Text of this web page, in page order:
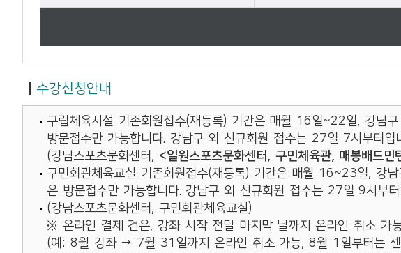
강남구가족센터
강남세움복지관
강남구수어통역센터
강남발달장애인평생교육센터
청소년심리지원센터사이쉼
강남구웰에이징센터
강남힐링센터
시설안내
고객센터
회원정보
네이버 블로그 공유
카카오스토리 공유
수강신청안내
구립체육시설 기존회원접수(재등록) 기간은 매월 16일~22일, 강남
방문접수만 가능합니다. 강남구 외 신규회원 접수는 27일 7시부터입
(강남스포츠문화센터, <일원스포츠문화센터, 구민체육관, 매봉배드
구민회관체육교실 기존회원접수(재등록) 기간은 매월 16~23일, 강
은 방문접수만 가능합니다. 강남구 외 신규회원 접수는 27일 9시부터
(강남스포츠문화센터, 구민회관체육교실)
※ 온라인 결제 건은, 강좌 시작 전달 마지막 날까지 온라인 취소 가
(예: 8월 강좌 → 7월 31일까지 온라인 취소 가능, 8월 1일부터는